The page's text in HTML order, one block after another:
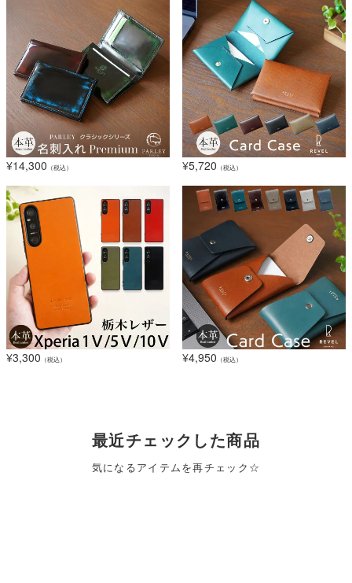
¥14,300 （税込） ¥5,720 （税込）
¥3,300 （税込） ¥4,950 （税込）
最近チェックした商品
気になるアイテムを再チェック☆